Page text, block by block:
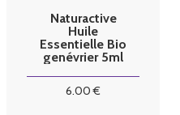
Naturactive
Huile
Essentielle Bio
genévrier 5ml
6.00 €